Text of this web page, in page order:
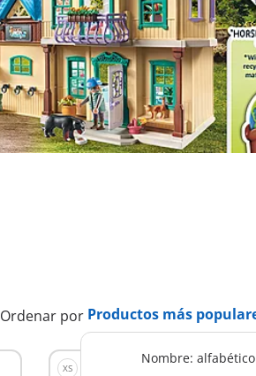
Ordenar por
Nombre: alfabético
XS